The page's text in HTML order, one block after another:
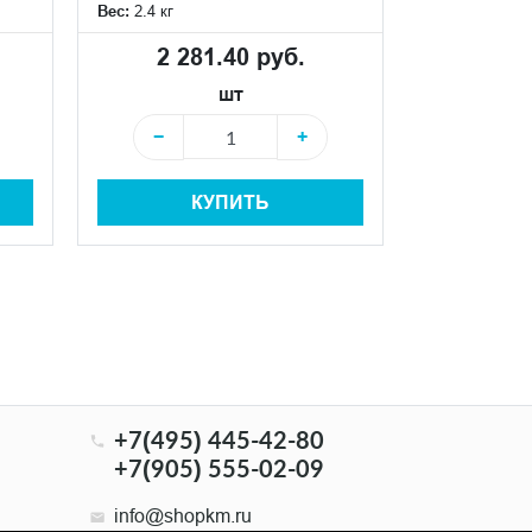
Вес: 2.4 кг
2 281.40 руб.
шт
−
+
КУПИТЬ
+7(495) 445-42-80
+7(905) 555-02-09
info@shopkm.ru